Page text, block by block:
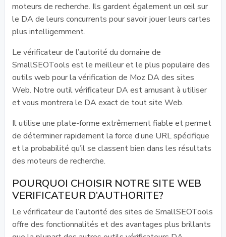
moteurs de recherche. Ils gardent également un œil sur
le DA de leurs concurrents pour savoir jouer leurs cartes
plus intelligemment.
Le vérificateur de l’autorité du domaine de
SmallSEOTools est le meilleur et le plus populaire des
outils web pour la vérification de Moz DA des sites
Web. Notre outil vérificateur DA est amusant à utiliser
et vous montrera le DA exact de tout site Web.
Il utilise une plate-forme extrêmement fiable et permet
de déterminer rapidement la force d’une URL spécifique
et la probabilité qu’il se classent bien dans les résultats
des moteurs de recherche.
POURQUOI CHOISIR NOTRE SITE WEB
VERIFICATEUR D’AUTHORITE?
Le vérificateur de l’autorité des sites de SmallSEOTools
offre des fonctionnalités et des avantages plus brillants